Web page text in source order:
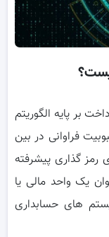
بر پایه الگوریتم
فراوانی در بین
رمز گذاری پیشرفته
یک واحد مالی یا
های حسابداری